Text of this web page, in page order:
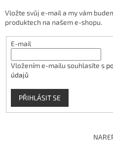
Vložte svůj e-mail a my vám
produktech na našem e-shopu.
E-mail
Vložením e-mailu souhlasíte s
údajů
PŘIHLÁSIT SE